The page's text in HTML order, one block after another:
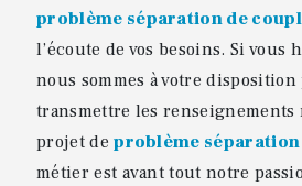
problème séparation de
l’écoute de vos besoins. Si vous
nous sommes à votre disposition
transmettre les renseignements
projet deproblème
métier est avant tout notre